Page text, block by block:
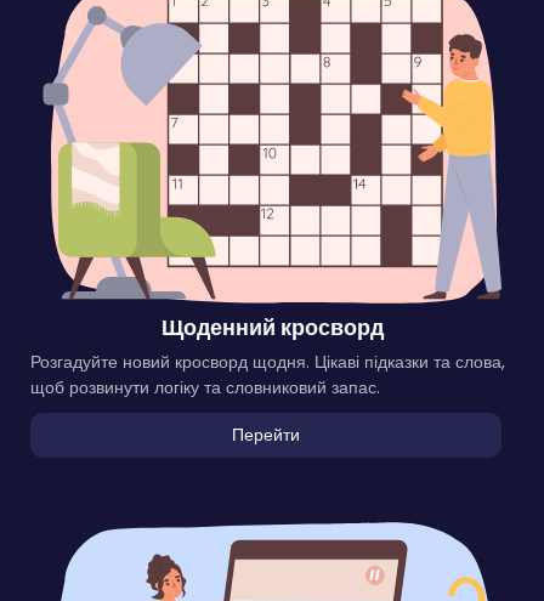
Щоденний кросворд
Розгадуйте новий кросворд щодня. Цікаві підказки та слова,
щоб розвинути логіку та словниковий запас.
Перейти